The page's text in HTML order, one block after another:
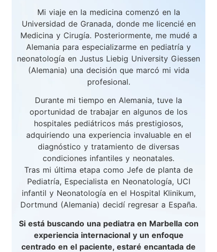
Mi viaje en la medicina comenzó en la
Universidad de Granada, donde me licencié en
Medicina y Cirugía. Posteriormente, me mudé a
Alemania para especializarme en pediatría y
neonatología en Justus Liebig University Giessen
(Alemania) una decisión que marcó mi vida
profesional.
Durante mi tiempo en Alemania, tuve la
oportunidad de trabajar en algunos de los
hospitales pediátricos más prestigiosos,
adquiriendo una experiencia invaluable en el
diagnóstico y tratamiento de diversas
condiciones infantiles y neonatales.
Tras mi última etapa como Jefe de planta de
Pediatría, Especialista en Neonatología, UCI
infantil y Neonatología en el Hospital Klinikum,
Dortmund (Alemania) decidí regresar a España.
Si está buscando una pediatra en Marbella con
experiencia internacional y un enfoque
centrado en el paciente, estaré encantada de